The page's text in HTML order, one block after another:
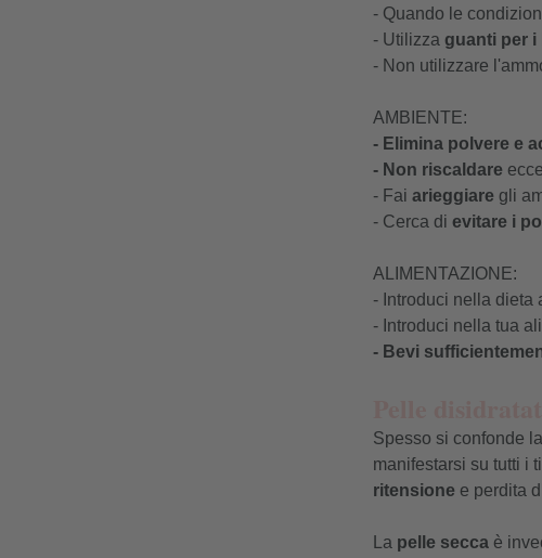
- Quando le
- Utilizza guanti per
- Non utilizzare
AMBIENTE:
- Elimina polvere e
- Non riscaldare
- Fai arieggiare gli
- Cerca di evitare i
ALIMENTAZIONE:
- Introduci nella dieta
- Introduci nella tua
- Bevi
Spesso si confonde
manifestarsi su tutti i
ritensione e perdita
La pelle seccaè